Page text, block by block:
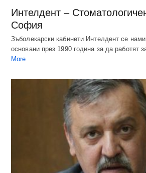
Интелдент –
София
Зъболекарски кабинети Интелдент се
основани през 1990 година за да работят
More